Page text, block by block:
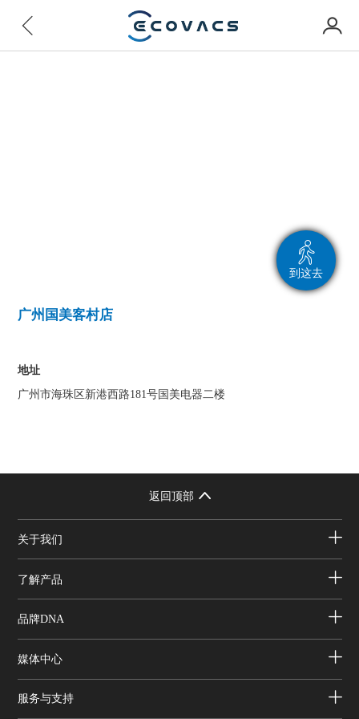
到这去
广州国美客村店
地址
广州市海珠区新港西路181号国美电器二楼
返回顶部
关于我们
了解产品
品牌DNA
媒体中心
服务与支持